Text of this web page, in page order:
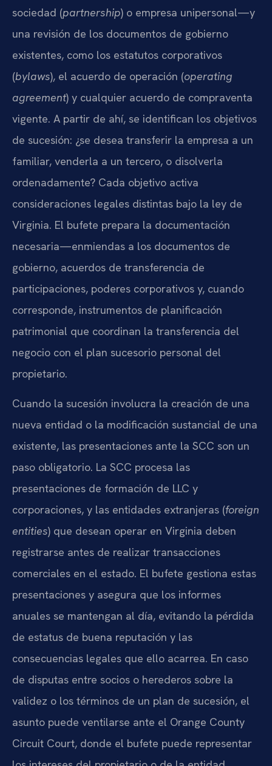
sociedad (partnership) o empresa unipersonal—y
una revisión de los documentos de gobierno
existentes, como los estatutos corporativos
(bylaws), el acuerdo de operación (operating
agreement) y cualquier acuerdo de compraventa
vigente. A partir de ahí, se identifican los objetivos
de sucesión: ¿se desea transferir la empresa a un
familiar, venderla a un tercero, o disolverla
ordenadamente? Cada objetivo activa
consideraciones legales distintas bajo la ley de
Virginia. El bufete prepara la documentación
necesaria—enmiendas a los documentos de
gobierno, acuerdos de transferencia de
participaciones, poderes corporativos y, cuando
corresponde, instrumentos de planificación
patrimonial que coordinan la transferencia del
negocio con el plan sucesorio personal del
propietario.
Cuando la sucesión involucra la creación de una
nueva entidad o la modificación sustancial de una
existente, las presentaciones ante la SCC son un
paso obligatorio. La SCC procesa las
presentaciones de formación de LLC y
corporaciones, y las entidades extranjeras (foreign
entities) que desean operar en Virginia deben
registrarse antes de realizar transacciones
comerciales en el estado. El bufete gestiona estas
presentaciones y asegura que los informes
anuales se mantengan al día, evitando la pérdida
de estatus de buena reputación y las
consecuencias legales que ello acarrea. En caso
de disputas entre socios o herederos sobre la
validez o los términos de un plan de sucesión, el
asunto puede ventilarse ante el Orange County
Circuit Court, donde el bufete puede representar